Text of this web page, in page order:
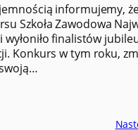
informujemy,
Szkoła Zawodowa
wyłoniło finalistów
Konkurs w tym roku,